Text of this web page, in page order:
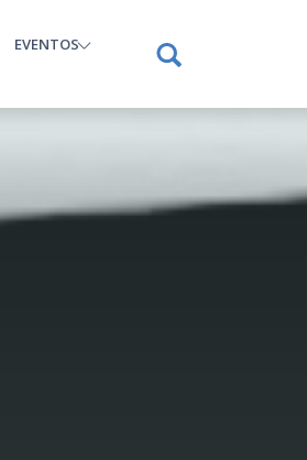
EVENTOS